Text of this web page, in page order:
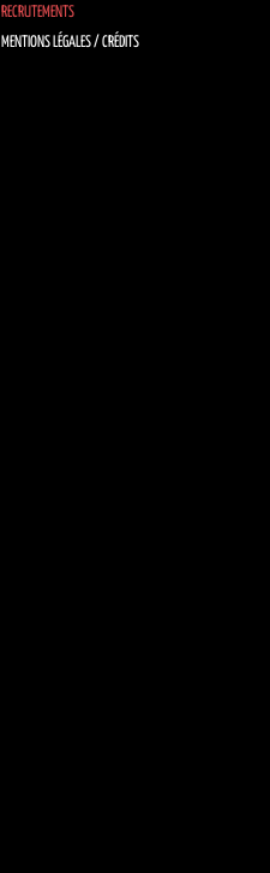
RECRUTEMENTS
MENTIONS LÉGALES / CRÉDITS